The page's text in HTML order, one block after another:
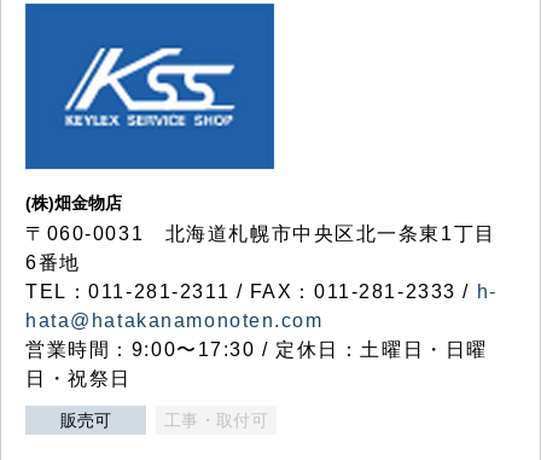
(株)畑金物店
〒060-0031 北海道札幌市中央区北一条東1丁目
6番地
TEL：011-281-2311 / FAX：011-281-2333 / h-
hata@hatakanamonoten.com
営業時間：9:00〜17:30 / 定休日：土曜日・日曜
日・祝祭日
販売可 工事・取付可